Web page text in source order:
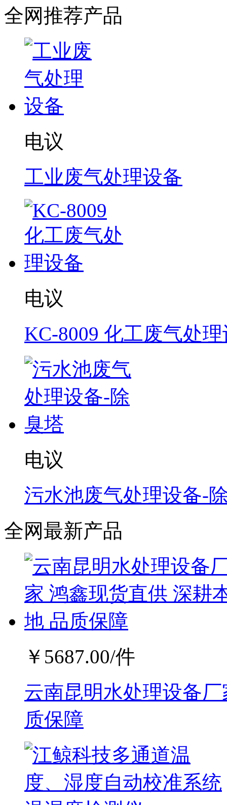
全网推荐产品
电议
工业废气处理设备
电议
KC-8009 化工废气处
电议
污水池废气处理设备-
全网最新产品
￥ 5687.00/件
云南昆明水处理设备
质保障